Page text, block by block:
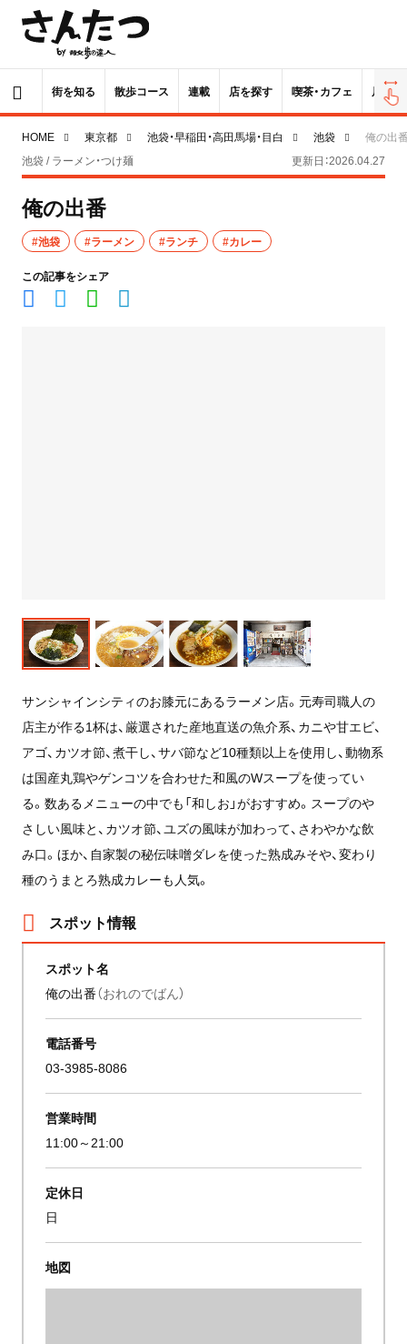
街を知る 散歩コース 連載 店を探す 喫茶・カフェ 居酒屋
HOME 東京都 池袋・早稲田・高田馬場・目白 池袋
俺の出
池袋 / ラーメン・つけ麺
更新日：2026.04.27
俺の出番
#池袋 #ラーメン #ランチ #カレー
この記事をシェア
サンシャインシティのお膝元にあるラーメン店。元寿司職人の
店主が作る1杯は、厳選された産地直送の魚介系、カニや甘エビ、
アゴ、カツオ節、煮干し、サバ節など10種類以上を使用し、動物系
は国産丸鶏やゲンコツを合わせた和風のWスープを使ってい
る。数あるメニューの中でも「和しお」がおすすめ。スープのや
さしい風味と、カツオ節、ユズの風味が加わって、さわやかな飲
み口。ほか、自家製の秘伝味噌ダレを使った熟成みそや、変わり
種のうまとろ熟成カレーも人気。
スポット情報
スポット名
俺の出番（おれのでばん）
電話番号
03-3985-8086
営業時間
11:00～21:00
定休日
日
地図